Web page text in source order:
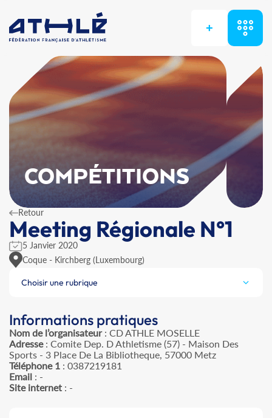
+
COMPÉTITIONS
Retour
Meeting Régionale N°1
5 Janvier 2020
Coque - Kirchberg (Luxembourg)
Choisir une rubrique
Informations pratiques
Nom de l’organisateur: CD ATHLE MOSELLE
Adresse: Comite Dep. D Athletisme (57) - Maison Des
Sports - 3 Place De La Bibliotheque, 57000 Metz
Téléphone 1 : 0387219181
Email : -
Site internet : -